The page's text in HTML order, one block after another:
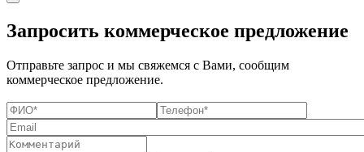
Запросить коммерческое предложение
Отправьте запрос и мы свяжемся с Вами, сообщим
коммерческое предложение.